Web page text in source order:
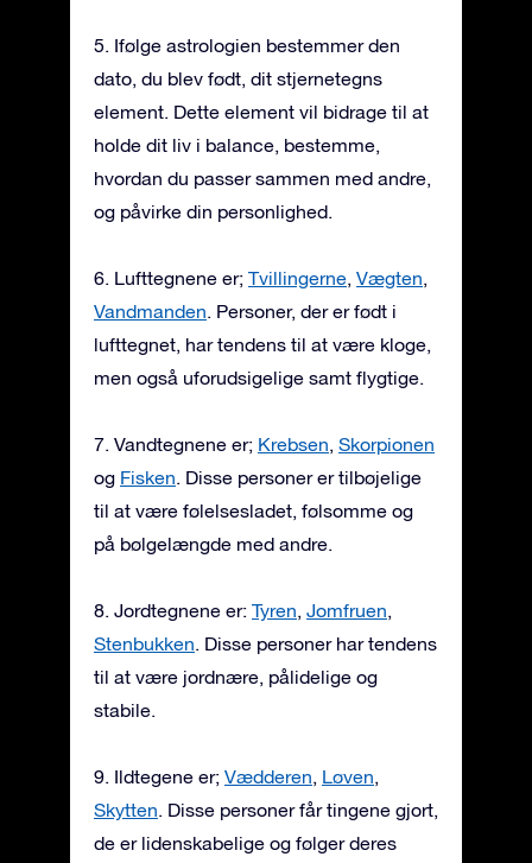
5. Ifølge astrologien bestemmer den
dato, du blev født, dit stjernetegns
element. Dette element vil bidrage til at
holde dit liv i balance, bestemme,
hvordan du passer sammen med andre,
og påvirke din personlighed.
6. Lufttegnene er; Tvillingerne, Vægten,
Vandmanden. Personer, der er født i
lufttegnet, har tendens til at være kloge,
men også uforudsigelige samt flygtige.
7. Vandtegnene er; Krebsen, Skorpionen
og Fisken. Disse personer er tilbøjelige
til at være følelsesladet, følsomme og
på bølgelængde med andre.
8. Jordtegnene er: Tyren, Jomfruen,
Stenbukken. Disse personer har tendens
til at være jordnære, pålidelige og
stabile.
9. Ildtegene er; Vædderen, Løven,
Skytten. Disse personer får tingene gjort,
de er lidenskabelige og følger deres